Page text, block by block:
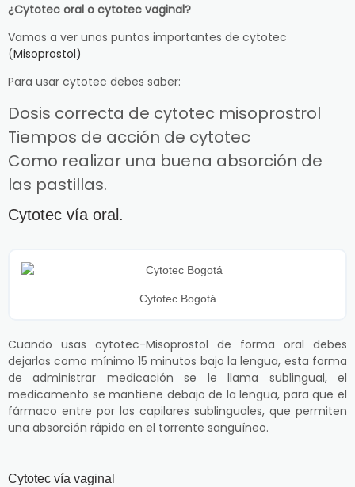
¿Cytotec oral o cytotec vaginal?
Vamos a ver unos puntos importantes de cytotec
(Misoprostol)
Para usar cytotec debes saber:
Dosis correcta de cytotec misoprostrol
Tiempos de acción de cytotec
Como realizar una buena absorción de
las pastillas.
Cytotec vía oral.
Cytotec Bogotá
Cuando usas cytotec-Misoprostol de forma oral debes
dejarlas como mínimo 15 minutos bajo la lengua, esta forma
de administrar medicación se le llama sublingual, el
medicamento se mantiene debajo de la lengua, para que el
fármaco entre por los capilares sublinguales, que permiten
una absorción rápida en el torrente sanguíneo.
Cytotec vía vaginal